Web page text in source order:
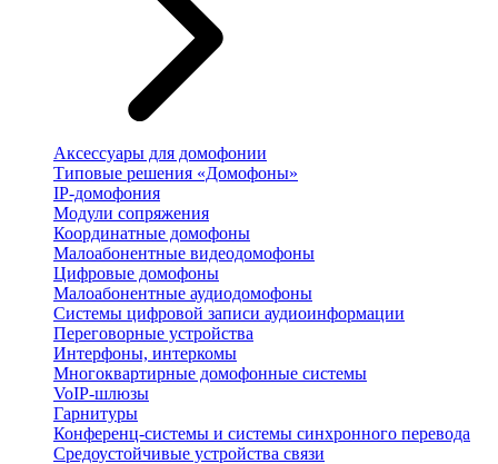
Аксессуары для домофонии
Типовые решения «Домофоны»
IP-домофония
Модули сопряжения
Координатные домофоны
Малоабонентные видеодомофоны
Цифровые домофоны
Малоабонентные аудиодомофоны
Системы цифровой записи аудиоинформации
Переговорные устройства
Интерфоны, интеркомы
Многоквартирные домофонные системы
VoIP-шлюзы
Гарнитуры
Конференц-системы и системы синхронного перевода
Средоустойчивые устройства связи